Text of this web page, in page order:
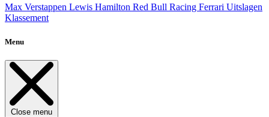
Max Verstappen Lewis Hamilton Red Bull Racing Ferrari Uitslagen
Klassement
Menu
Close menu